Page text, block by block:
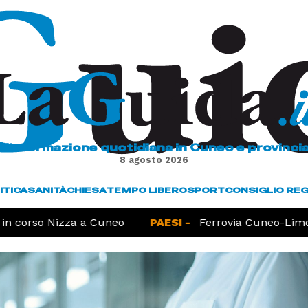
L'informazione quotidiana in Cuneo e
8 agosto 2026
SANITÀCHIESATEMPO LIBEROSPORTCONSIGLIO
Nizza a Cuneo PAESI - Ferrovia Cuneo-